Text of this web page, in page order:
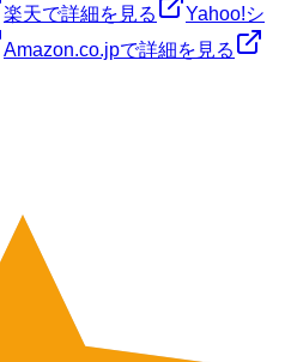
楽天で詳細を見る
Yahoo!シ
Amazon.co.jpで詳細を見る